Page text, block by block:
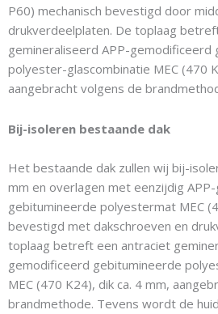
P60) mechanisch bevestigd door
drukverdeelplaten. De toplaag
gemineraliseerd APP-gemodificeerd
polyester-glascombinatie MEC (470
aangebracht volgens de
Bij-isoleren bestaande dak
Het bestaande dak zullen wij bij-
mm en overlagen met eenzijdig
gebitumineerde polyestermat MEC
bevestigd met dakschroeven en
toplaag betreft een antraciet
gemodificeerd gebitumineerde
MEC (470 K24), dik ca. 4 mm,
brandmethode. Tevens wordt de